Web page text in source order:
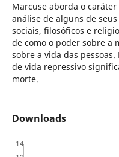
Marcuse aborda o
análise de alguns de
sociais, filosóficos e
de como o poder sobre a
sobre a vida das
de vida repressivo
morte.
Downloads